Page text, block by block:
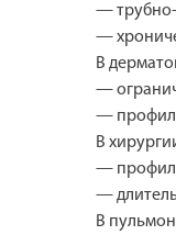
— трубно-
—
В
—
—
В
—
—
В